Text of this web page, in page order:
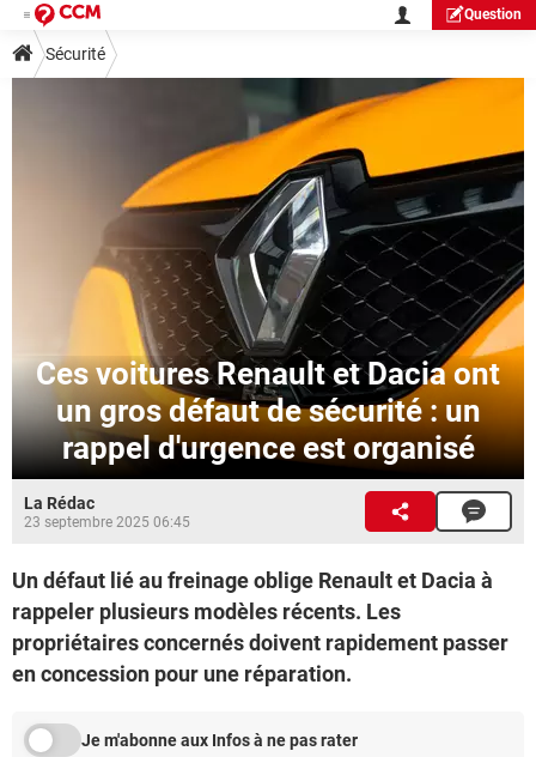
Question
Sécurité
Ces voitures Renault et Dacia ont
un gros défaut de sécurité : un
rappel d'urgence est organisé
La Rédac
23 septembre 2025 06:45
Un défaut lié au freinage oblige Renault et Dacia à
rappeler plusieurs modèles récents. Les
propriétaires concernés doivent rapidement passer
en concession pour une réparation.
Je m'abonne aux Infos à ne pas rater